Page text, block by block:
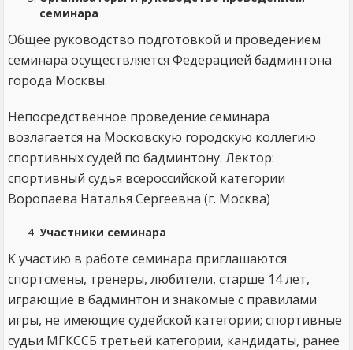
семинара
Общее руководство подготовкой и проведением
семинара осуществляется Федерацией бадминтона
города Москвы.
Непосредственное проведение семинара
возлагается на Московскую городскую коллегию
спортивных судей по бадминтону. Лектор:
спортивный судья всероссийской категории
Воропаева Наталья Сергеевна (г. Москва)
Участники семинара
К участию в работе семинара приглашаются
спортсмены, тренеры, любители, старше 14 лет,
играющие в бадминтон и знакомые с правилами
игры, не имеющие судейской категории; спортивные
судьи МГКССБ третьей категории, кандидаты, ранее